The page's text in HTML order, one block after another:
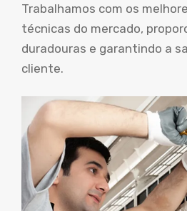
Trabalhamos com os
técnicas do mercado,
duradouras e garantindo a
cliente.